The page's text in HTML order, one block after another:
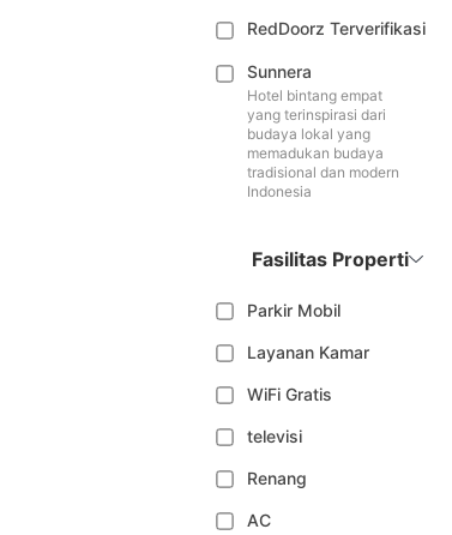
RedDoorz Terverifikasi
Sunnera
Hotel bintang empat
yang terinspirasi dari
budaya lokal yang
memadukan budaya
tradisional dan modern
Indonesia
Fasilitas Properti
Parkir Mobil
Layanan Kamar
WiFi Gratis
televisi
Renang
AC